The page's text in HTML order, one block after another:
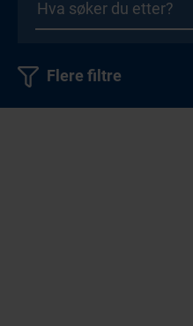
Flere filtre